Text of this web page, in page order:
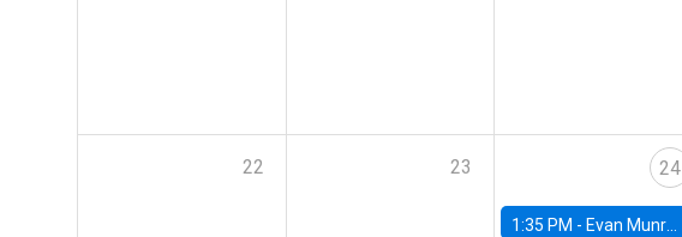
22 23 24
1:35 PM - Evan Munro, Neyman Visiting Assistant Professor in the Department of Statistics at UC Berkeley